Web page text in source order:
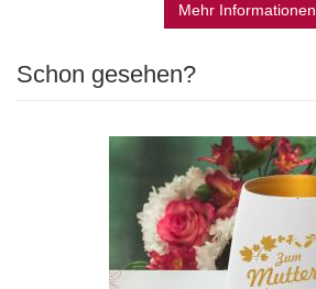
Mehr Informationen
Schon gesehen?